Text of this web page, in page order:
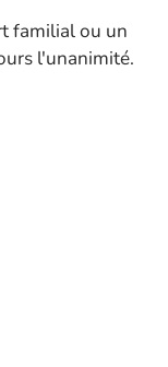
familial ou un
l'unanimité.